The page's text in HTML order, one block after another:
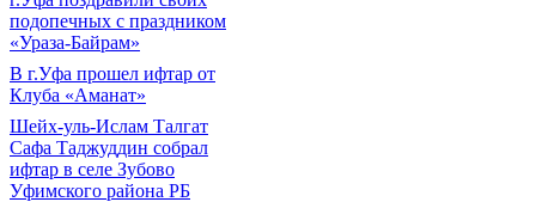
подопечных с праздником
«Ураза-Байрам»
В г.Уфа прошел ифтар от
Клуба «Аманат»
Шейх-уль-Ислам Талгат
Сафа Таджуддин собрал
ифтар в селе Зубово
Уфимского района РБ